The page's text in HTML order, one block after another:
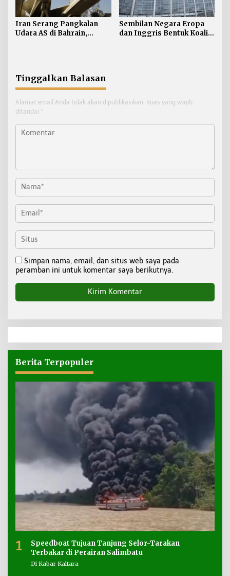
Iran Serang Pangkalan
Udara AS di Bahrain,
Sembilan Negara Eropa
dan Inggris Bentuk Koalisi
Tinggalkan Balasan
Alamat email Anda tidak akan dipublikasikan. Ruas yang wajib
ditandai *
Simpan nama, email, dan situs web saya pada
peramban ini untuk komentar saya berikutnya.
Berita Terpopuler
1
Speedboat Tujuan Tanjung Selor-Tarakan
Terbakar di Perairan Salimbatu
Di Kabar Kaltara